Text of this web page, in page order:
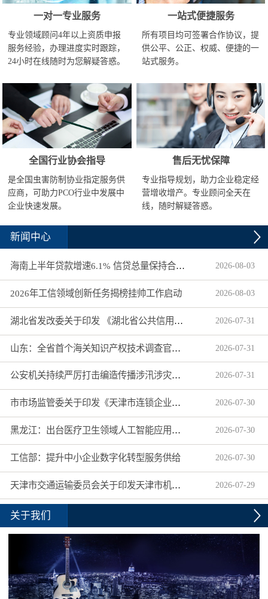
一对一专业服务
专业领域顾问4年以上资质申报
服务经验，办理进度实时跟踪，
24小时在线随时为您解疑答惑。
一站式便捷服务
所有项目均可签署合作协议，提
供公平、公正、权威、便捷的一
站式服务。
全国行业协会指导
是全国虫害防制协业指定服务供
应商，可助力PCO行业中发展中
企业快速发展。
售后无忧保障
专业指导规划，助力企业稳定经
营增收增产。专业顾问全天在
线，随时解疑答惑。
新闻中心
海南上半年贷款增速6.1% 信贷总量保持合理平稳增长 2026-08-03
2026年工信领域创新任务揭榜挂帅工作启动 2026-08-03
湖北省发改委关于印发 《湖北省公共信用信息目录（2026年版）》的通知 2026-07-31
山东：全省首个海关知识产权技术调查官制度落地济南自贸片区 2026-07-31
公安机关持续严厉打击编造传播涉汛涉灾网络谣言 2026-07-31
市市场监管委关于印发《天津市连锁企业食品经营许可“先证后核”信用承诺审批实施办法》的通知 2026-07-30
黑龙江：出台医疗卫生领域人工智能应用工作实施方案 2026-07-30
工信部：提升中小企业数字化转型服务供给 2026-07-30
天津市交通运输委员会关于印发天津市机动车驾驶员培训机构及教练员综合信用评价管理办法的通知 2026-07-29
关于我们